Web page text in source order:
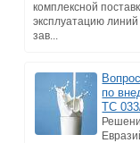
комплексной
эксплуатацию
зав...
по
ТС